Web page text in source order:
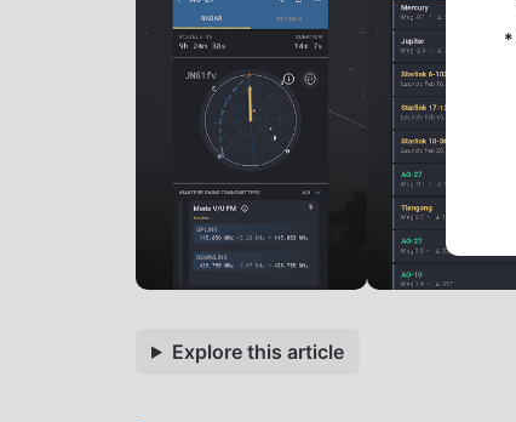
Explore this article